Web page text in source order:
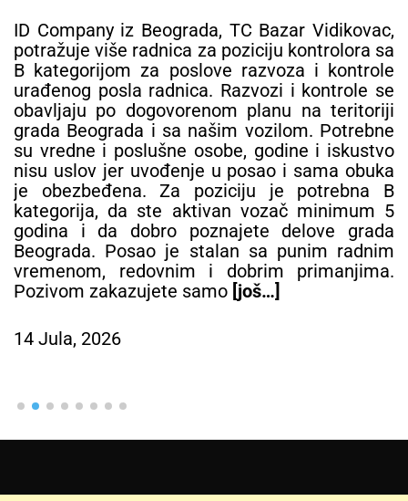
ID Company iz Beograda, TC Bazar Vidikovac,
potražuje više radnica za poziciju kontrolora sa
B kategorijom za poslove razvoza i kontrole
urađenog posla radnica. Razvozi i kontrole se
obavljaju po dogovorenom planu na teritoriji
grada Beograda i sa našim vozilom. Potrebne
su vredne i poslušne osobe, godine i iskustvo
nisu uslov jer uvođenje u posao i sama obuka
je obezbeđena. Za poziciju je potrebna B
kategorija, da ste aktivan vozač minimum 5
godina i da dobro poznajete delove grada
Beograda. Posao je stalan sa punim radnim
vremenom, redovnim i dobrim primanjima.
Pozivom zakazujete samo [još…]
14 Jula, 2026